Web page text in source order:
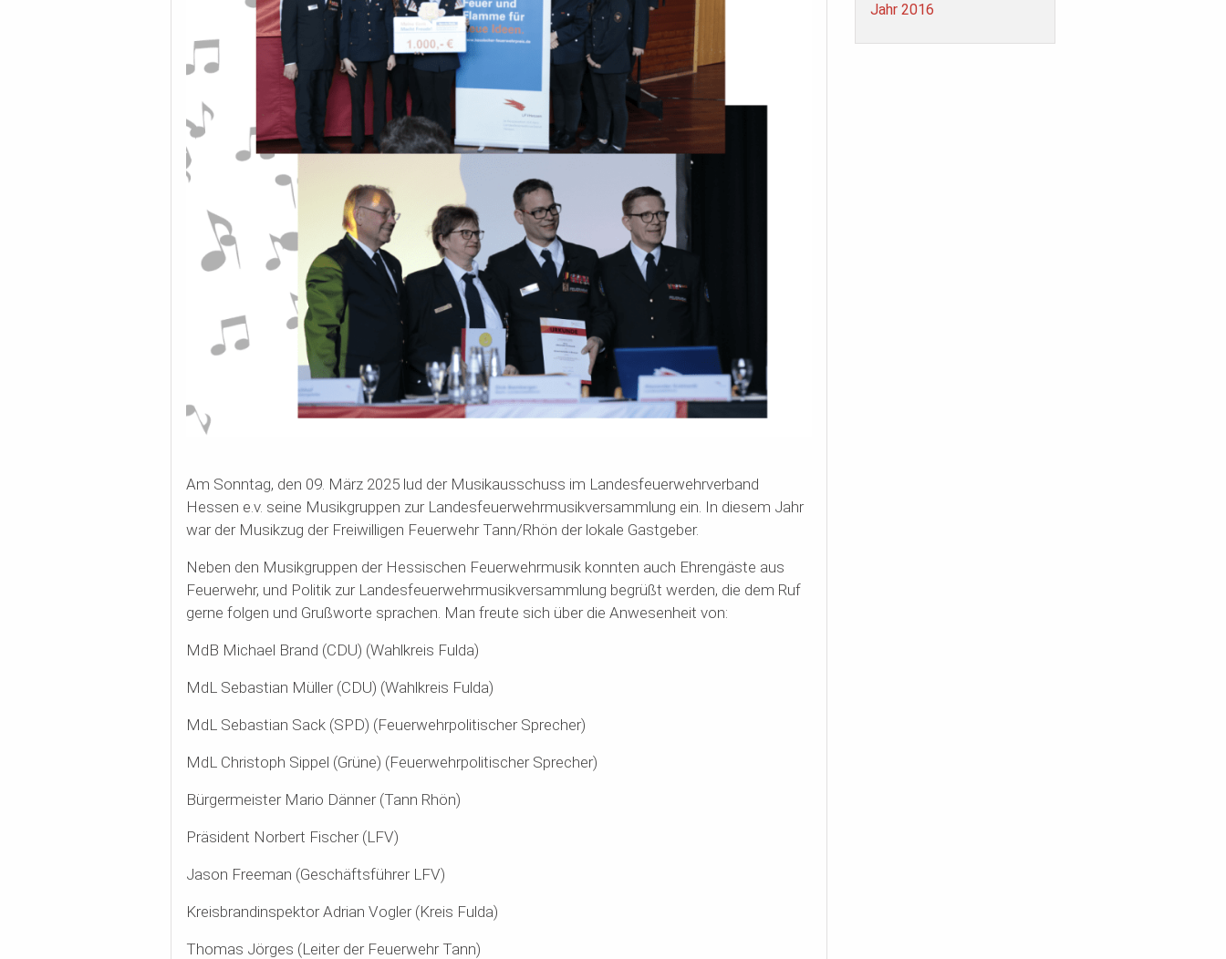
Am Sonntag, den 09. März 2025 lud der Musikausschuss im Landesfeuerwehrverband
Hessen e.v. seine Musikgruppen zur Landesfeuerwehrmusikversammlung ein. In diesem Jahr
war der Musikzug der Freiwilligen Feuerwehr Tann/Rhön der lokale Gastgeber.
Neben den Musikgruppen der Hessischen Feuerwehrmusik konnten auch Ehrengäste aus
Feuerwehr, und Politik zur Landesfeuerwehrmusikversammlung begrüßt werden, die dem Ruf
gerne folgen und Grußworte sprachen. Man freute sich über die Anwesenheit von:
MdB Michael Brand (CDU) (Wahlkreis Fulda)
MdL Sebastian Müller (CDU) (Wahlkreis Fulda)
MdL Sebastian Sack (SPD) (Feuerwehrpolitischer Sprecher)
MdL Christoph Sippel (Grüne) (Feuerwehrpolitischer Sprecher)
Bürgermeister Mario Dänner (Tann Rhön)
Präsident Norbert Fischer (LFV)
Jason Freeman (Geschäftsführer LFV)
Kreisbrandinspektor Adrian Vogler (Kreis Fulda)
Thomas Jörges (Leiter der Feuerwehr Tann)
Jahr 2016